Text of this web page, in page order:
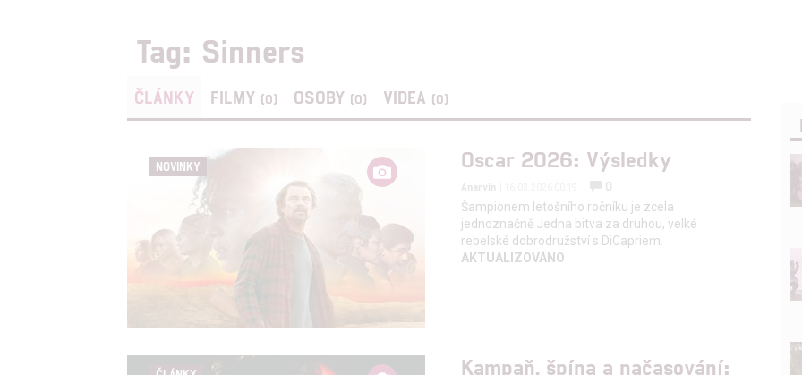
Tag: Sinners
ČLÁNKY FILMY (0) OSOBY (0) VIDEA (0)
NOVINKY Oscar 2026: Výsledky
Anarvin
0
Šampionem letošního ročníku je zcela
jednoznačně Jedna bitva za druhou, velké
rebelské dobrodružství s DiCapriem.
AKTUALIZOVÁNO
Kampaň, špína a načasování: